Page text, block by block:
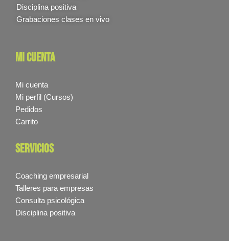
Disciplina positiva
Grabaciones clases en vivo
mi cuenta
Mi cuenta
Mi perfil (Cursos)
Pedidos
Carrito
servicios
Coaching empresarial
Talleres para empresas
Consulta psicológica
Disciplina positiva